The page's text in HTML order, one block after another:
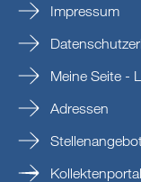
Impressum
Meine Seite -
Adressen
Kollektenportal